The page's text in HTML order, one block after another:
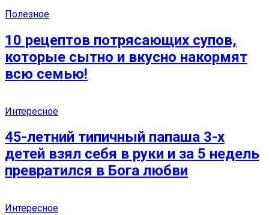
Полезное
10 рецептов потрясающих супов,
которые сытно и вкусно накормят
всю семью!
Интересное
45-летний типичный папаша 3-х
детей взял себя в руки и за 5 недель
превратился в Бога любви
Интересное